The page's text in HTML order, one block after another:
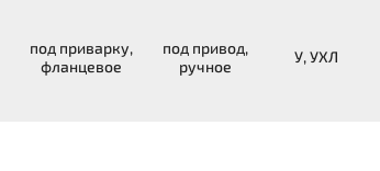
под приварку,
фланцевое
под привод,
ручное
У, УХЛ